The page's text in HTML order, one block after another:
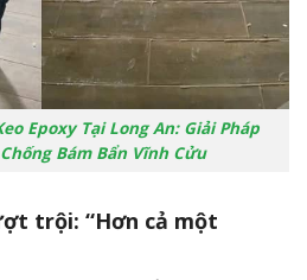
Epoxy Tại Long An: Giải Pháp
Bám Bẩn Vĩnh Cửu
trội: “Hơn cả một